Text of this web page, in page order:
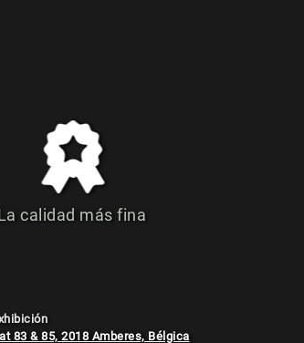
calidad más fina
83 & 85, 2018 Amberes, Bélgica